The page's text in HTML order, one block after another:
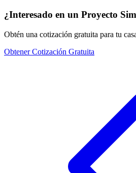
¿Interesado en un Proyecto
Obtén una cotización gratuita para tu
Obtener Cotización Gratuita